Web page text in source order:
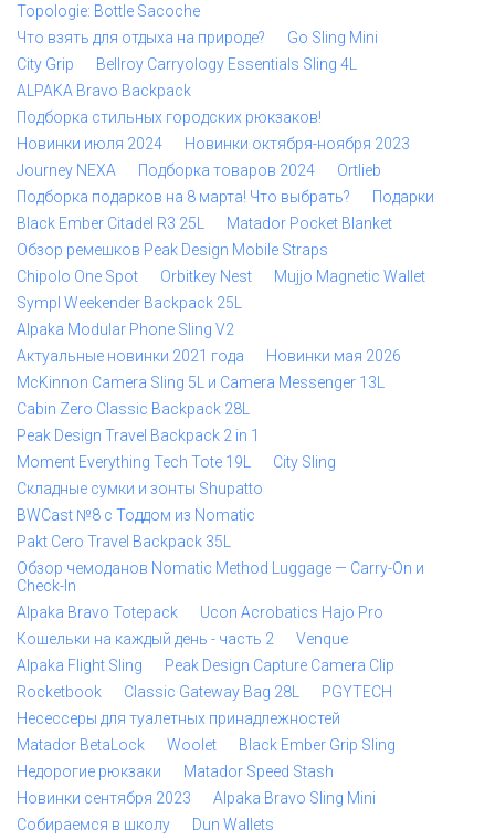
Topologie: Bottle Sacoche
Что взять для отдыха на природе?
Go Sling Mini
City Grip
Bellroy Carryology Essentials Sling 4L
ALPAKA Bravo Backpack
Подборка стильных городских рюкзаков!
Новинки июля 2024
Новинки октября-ноября 2023
Journey NEXA
Подборка товаров 2024
Ortlieb
Подборка подарков на 8 марта! Что выбрать?
Подарки
Black Ember Citadel R3 25L
Matador Pocket Blanket
Обзор ремешков Peak Design Mobile Straps
Chipolo One Spot
Orbitkey Nest
Mujjo Magnetic Wallet
Sympl Weekender Backpack 25L
Alpaka Modular Phone Sling V2
Актуальные новинки 2021 года
Новинки мая 2026
McKinnon Camera Sling 5L и Camera Messenger 13L
Cabin Zero Classic Backpack 28L
Peak Design Travel Backpack 2 in 1
Moment Everything Tech Tote 19L
City Sling
Складные сумки и зонты Shupatto
BWCast №8 с Тоддом из Nomatic
Pakt Cero Travel Backpack 35L
Обзор чемоданов Nomatic Method Luggage — Carry-On и
Check-In
Alpaka Bravo Totepack
Ucon Acrobatics Hajo Pro
Кошельки на каждый день - часть 2
Venque
Alpaka Flight Sling
Peak Design Capture Camera Clip
Rocketbook
Classic Gateway Bag 28L
PGYTECH
Несессеры для туалетных принадлежностей
Matador BetaLock
Woolet
Black Ember Grip Sling
Недорогие рюкзаки
Matador Speed Stash
Новинки сентября 2023
Alpaka Bravo Sling Mini
Собираемся в школу
Dun Wallets